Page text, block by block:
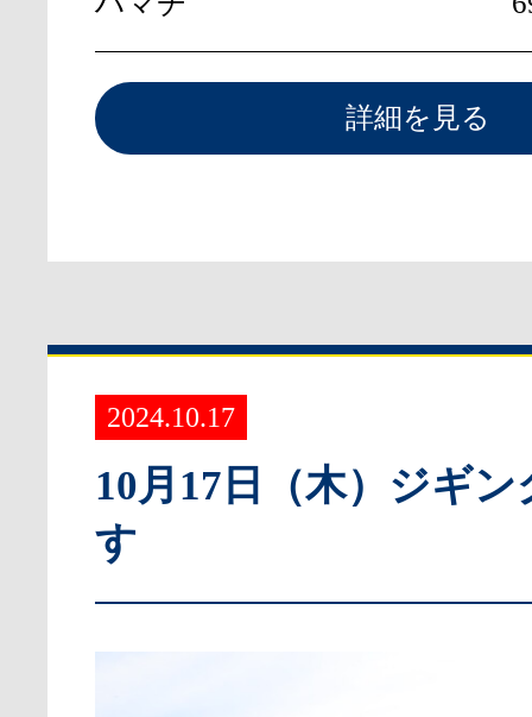
詳細を見る
2024.10.17
10月17日（木）ジギ
す